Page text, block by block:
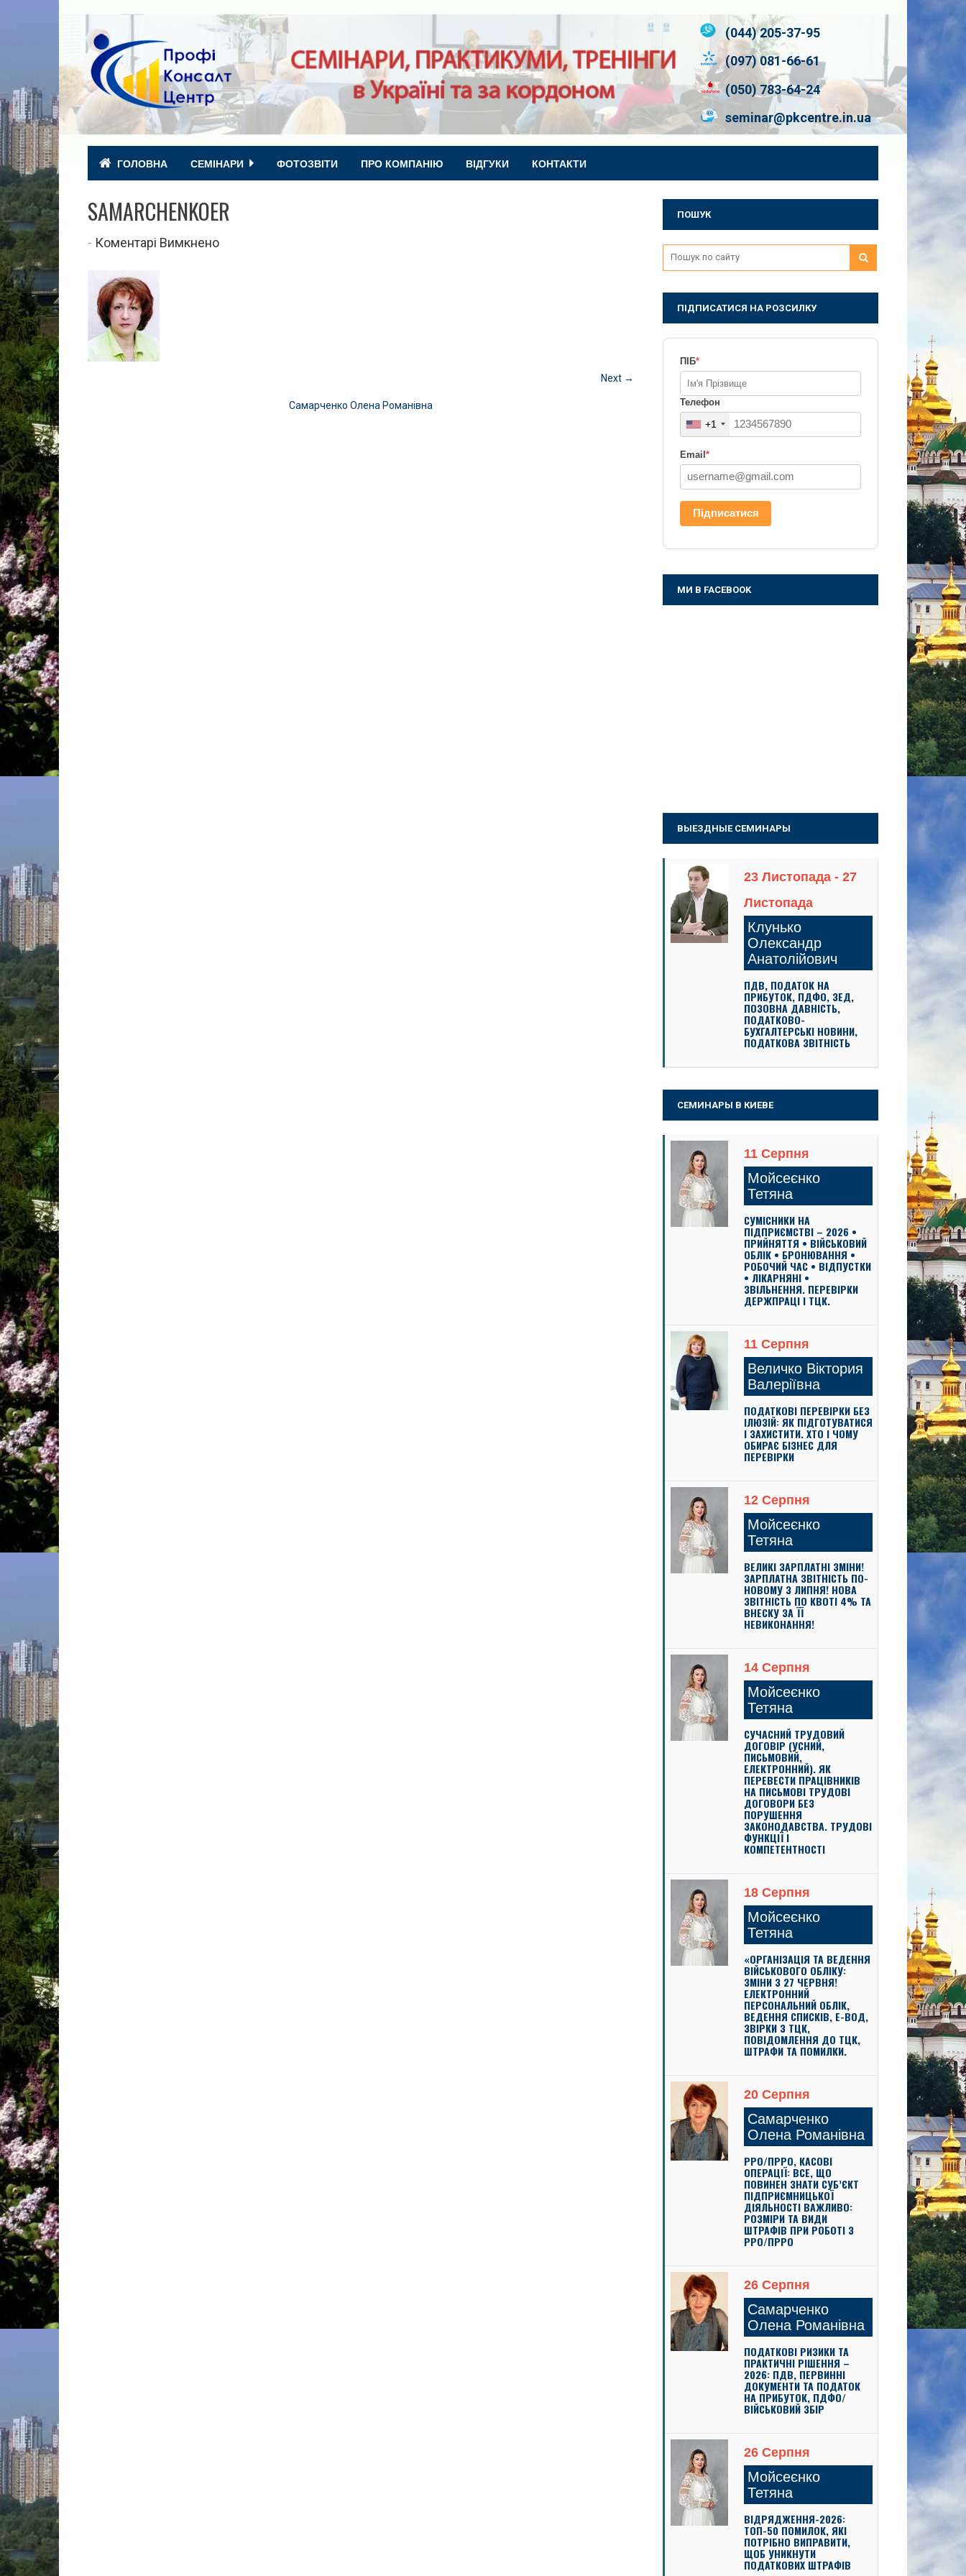
(044) 205-37-95
(097) 081-66-61
(050) 783-64-24
seminar@pkcentre.in.ua
ГОЛОВНА СЕМІНАРИ ФОТОЗВІТИ ПРО КОМПАНІЮ ВІДГУКИ КОНТАКТИ
SAMARCHENKOER
- Коментарі Вимкненодо
Next →
Самарченко Олена Романівна
ПОШУК
ПІДПИСАТИСЯ НА РОЗСИЛКУ
ПІБ*
Телефон
+1
Email *
Підписатися
МИ В FACEBOOK
ВЫЕЗДНЫЕ СЕМИНАРЫ
23 Листопада - 27
Листопада
Клунько
Олександр
Анатолійович
ПДВ, ПОДАТОК НА
ПРИБУТОК, ПДФО, ЗЕД,
ПОЗОВНА ДАВНІСТЬ,
ПОДАТКОВО-
БУХГАЛТЕРСЬКІ НОВИНИ,
ПОДАТКОВА ЗВІТНІСТЬ
СЕМИНАРЫ В КИЕВЕ
11 Серпня
Мойсеєнко
Тетяна
СУМІСНИКИ НА
ПІДПРИЄМСТВІ – 2026 •
ПРИЙНЯТТЯ • ВІЙСЬКОВИЙ
ОБЛІК • БРОНЮВАННЯ •
РОБОЧИЙ ЧАС • ВІДПУСТКИ
• ЛІКАРНЯНІ •
ЗВІЛЬНЕННЯ. ПЕРЕВІРКИ
ДЕРЖПРАЦІ І ТЦК.
11 Серпня
Величко Віктория
Валеріївна
ПОДАТКОВІ ПЕРЕВІРКИ БЕЗ
ІЛЮЗІЙ: ЯК ПІДГОТУВАТИСЯ
І ЗАХИСТИТИ. ХТО І ЧОМУ
ОБИРАЄ БІЗНЕС ДЛЯ
ПЕРЕВІРКИ
12 Серпня
Мойсеєнко
Тетяна
ВЕЛИКІ ЗАРПЛАТНІ ЗМІНИ!
ЗАРПЛАТНА ЗВІТНІСТЬ ПО-
НОВОМУ З ЛИПНЯ! НОВА
ЗВІТНІСТЬ ПО КВОТІ 4% ТА
ВНЕСКУ ЗА ЇЇ
НЕВИКОНАННЯ!
14 Серпня
Мойсеєнко
Тетяна
СУЧАСНИЙ ТРУДОВИЙ
ДОГОВІР (УСНИЙ,
ПИСЬМОВИЙ,
ЕЛЕКТРОННИЙ). ЯК
ПЕРЕВЕСТИ ПРАЦІВНИКІВ
НА ПИСЬМОВІ ТРУДОВІ
ДОГОВОРИ БЕЗ
ПОРУШЕННЯ
ЗАКОНОДАВСТВА. ТРУДОВІ
ФУНКЦІЇ І
КОМПЕТЕНТНОСТІ
18 Серпня
Мойсеєнко
Тетяна
«ОРГАНІЗАЦІЯ ТА ВЕДЕННЯ
ВІЙСЬКОВОГО ОБЛІКУ:
ЗМІНИ З 27 ЧЕРВНЯ!
ЕЛЕКТРОННИЙ
ПЕРСОНАЛЬНИЙ ОБЛІК,
ВЕДЕННЯ СПИСКІВ, Е-ВОД,
ЗВІРКИ З ТЦК,
ПОВІДОМЛЕННЯ ДО ТЦК,
ШТРАФИ ТА ПОМИЛКИ.
20 Серпня
Самарченко
Олена Романівна
РРО/ПРРО, КАСОВІ
ОПЕРАЦІЇ: ВСЕ, ЩО
ПОВИНЕН ЗНАТИ СУБ’ЄКТ
ПІДПРИЄМНИЦЬКОЇ
ДІЯЛЬНОСТІ ВАЖЛИВО:
РОЗМІРИ ТА ВИДИ
ШТРАФІВ ПРИ РОБОТІ З
РРО/ПРРО
26 Серпня
Самарченко
Олена Романівна
ПОДАТКОВІ РИЗИКИ ТА
ПРАКТИЧНІ РІШЕННЯ –
2026: ПДВ, ПЕРВИННІ
ДОКУМЕНТИ ТА ПОДАТОК
НА ПРИБУТОК, ПДФО/
ВІЙСЬКОВИЙ ЗБІР
26 Серпня
Мойсеєнко
Тетяна
ВІДРЯДЖЕННЯ-2026:
ТОП-50 ПОМИЛОК, ЯКІ
ПОТРІБНО ВИПРАВИТИ,
ЩОБ УНИКНУТИ
ПОДАТКОВИХ ШТРАФІВ